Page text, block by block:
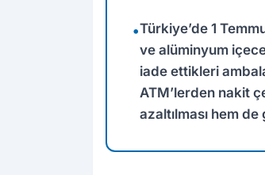
•Türkiye’de 1
ve alüminyum
iade ettikleri
ATM’lerden nakit
azaltılması hem